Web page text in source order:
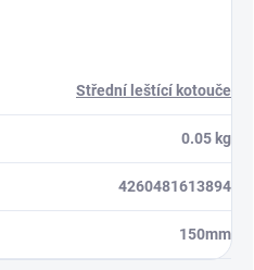
Střední leštící kotouče
0.05 kg
4260481613894
150mm